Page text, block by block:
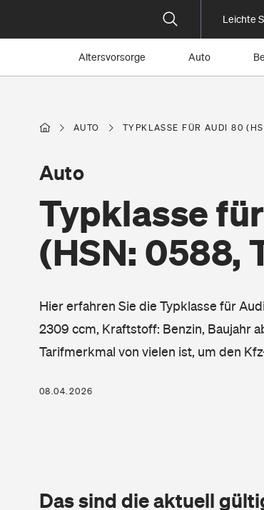
Leichte
Altersvorsorge Auto
AUTO TYPKLASSE FÜR AUDI 80
Typklasse
(HSN: 0588,
Auto
Hier erfahren Sie die Typklasse für
2309 ccm, Kraftstoff: Benzin, Baujahr
Tarifmerkmal von vielen ist, um den
08.04.2026
Das sind die aktuell